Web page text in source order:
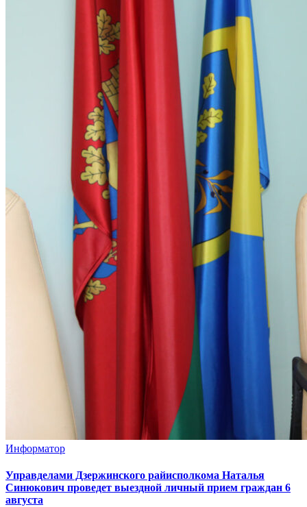
Информатор
Управделами Дзержинского райисполкома Наталья
Синюкович проведет выездной личный прием граждан 6
августа